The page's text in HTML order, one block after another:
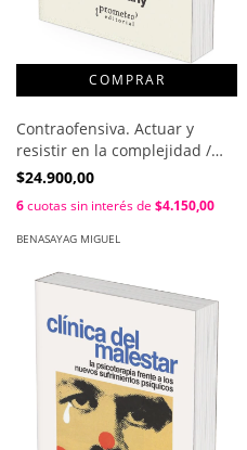
Contraofensiva. Actuar y
resistir en la complejidad /
Miguel Benasayag; Bastien
$24.900,00
6cuotas sin interés de $4.150,00
BENASAYAG MIGUEL